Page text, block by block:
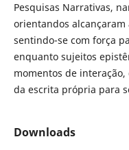
Pesquisas Narrativas,
orientandos
sentindo-se com força
enquanto sujeitos
momentos de
da escrita própria para
Downloads